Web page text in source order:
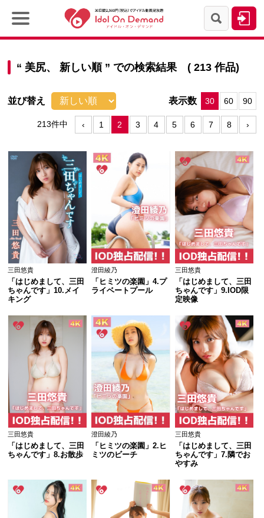
“ 美尻、新しい順” での検索結果 ( 213 作品)
並び替え 表示数 30 60 90
213件中 ‹ 1 2 3 4 5 6 7 8 ›
三田悠貴
「はじめまして、三田
ちゃんです」10.メイ
キング
澄田綾乃
「ヒミツの楽園」4.プ
ライベートプール
三田悠貴
「はじめまして、三田
ちゃんです」9.IOD限
定映像
三田悠貴
「はじめまして、三田
ちゃんです」8.お散歩
澄田綾乃
「ヒミツの楽園」2.ヒ
ミツのビーチ
三田悠貴
「はじめまして、三田
ちゃんです」7.隣でお
やすみ